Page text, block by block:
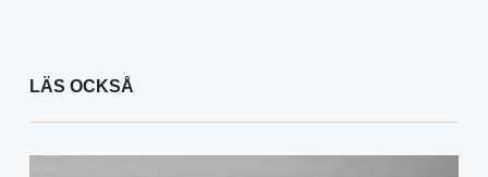
LÄS OCKSÅ